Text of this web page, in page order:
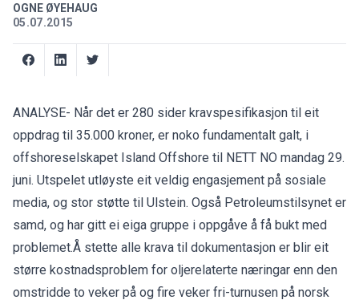
OGNE ØYEHAUG
05.07.2015
ANALYSE- Når det er 280 sider kravspesifikasjon til eit
oppdrag til 35.000 kroner, er noko fundamentalt galt, i
offshoreselskapet Island Offshore til NETT NO mandag 29.
juni. Utspelet utløyste eit veldig engasjement på sosiale
media, og stor støtte til Ulstein. Også Petroleumstilsynet er
samd, og har gitt ei eiga gruppe i oppgåve å få bukt med
problemet.Å stette alle krava til dokumentasjon er blir eit
større kostnadsproblem for oljerelaterte næringar enn den
omstridde to veker på og fire veker fri-turnusen på norsk